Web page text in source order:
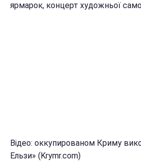
ярмарок, концерт художньої
Відео: оккупированом Криму
Ельзи» (Krymr.com)